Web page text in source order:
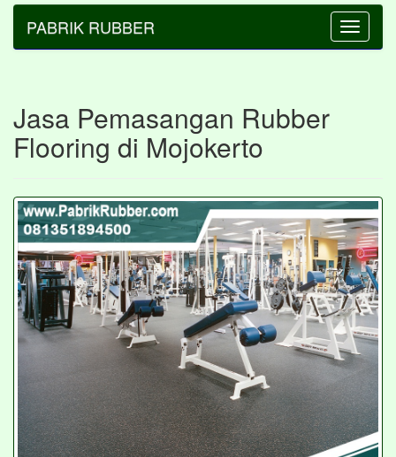
Toggle
PABRIK RUBBER
Jasa Pemasangan Rubber
Flooring di Mojokerto